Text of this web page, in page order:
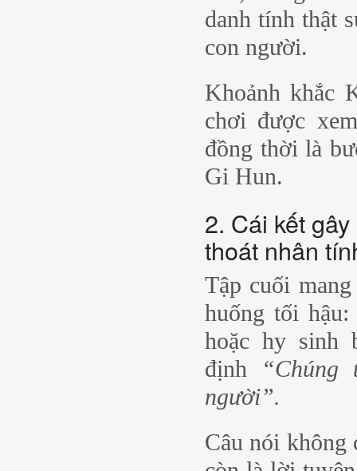
danh tính thật
con người.
Khoảnh khắc
chơi được
đồng thời là
Gi Hun.
2. Cái kết
thoát nhân
Tập cuối
huống tối
hoặc hy sinh
định
người”.
Câu nói không